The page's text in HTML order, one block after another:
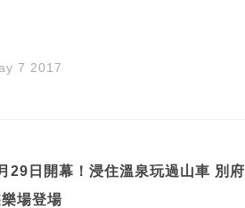
7 2017
29日開幕！浸住溫泉玩過山車 別
場登場